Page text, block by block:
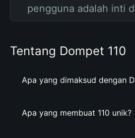
pengguna adalah inti
Tentang Dompet 110
Apa yang dimaksud dengan
Apa yang membuat 110 unik?